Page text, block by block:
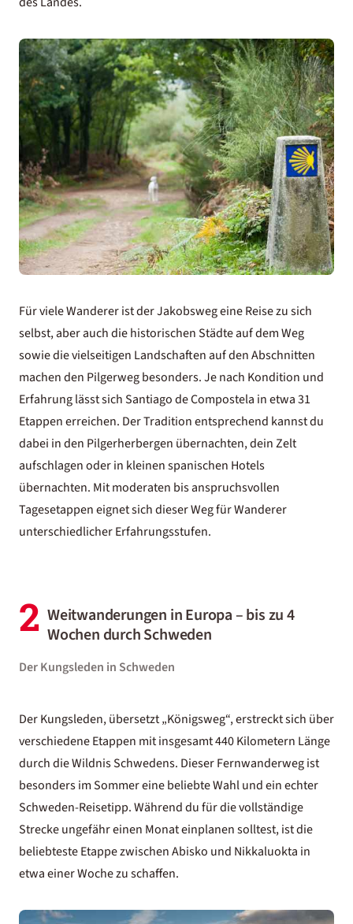
Für viele Wanderer ist der Jakobsweg eine Reise zu sich
selbst, aber auch die historischen Städte auf dem Weg
sowie die vielseitigen Landschaften auf den Abschnitten
machen den Pilgerweg besonders. Je nach Kondition und
Erfahrung lässt sich Santiago de Compostela in etwa 31
Etappen erreichen. Der Tradition entsprechend kannst du
dabei in den Pilgerherbergen übernachten, dein Zelt
aufschlagen oder in kleinenspanischen Hotels
übernachten. Mit moderaten bis anspruchsvollen
Tagesetappen eignet sich dieser Weg für Wanderer
unterschiedlicher Erfahrungsstufen.
2 Weitwanderungen in Europa – bis zu 4
Wochen durch Schweden
Der Kungsleden in Schweden
Der Kungsleden, übersetzt „Königsweg“, erstreckt sich über
verschiedene Etappen mit insgesamt 440 Kilometern Länge
durch die Wildnis Schwedens. Dieser Fernwanderweg ist
besonders im Sommer eine beliebte Wahl und ein echter
Schweden-Reisetipp. Während du für die vollständige
Strecke ungefähr einen Monat einplanen solltest, ist die
beliebteste Etappe zwischen Abisko und Nikkaluokta in
etwa einer Woche zu schaffen.